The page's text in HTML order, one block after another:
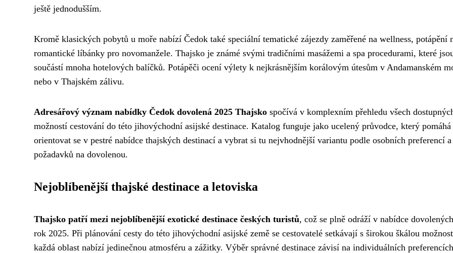
ještě jednodušším.
Kromě klasických pobytů u moře nabízí Čedok také speciální tematické zájezdy zaměřené na wellness, potápění
romantické líbánky pro novomanžele. Thajsko je známé svými tradičními masážemi a spa procedurami, které
součástí mnoha hotelových balíčků. Potápěči ocení výlety k nejkrásnějším korálovým útesům v Andamanském
nebo v Thajském zálivu.
Adresářový význam nabídky Čedok dovolená 2025 Thajsko spočívá v komplexním přehledu všech
možností cestování do této jihovýchodní asijské destinace. Katalog funguje jako ucelený průvodce, který pomáhá
orientovat se v pestré nabídce thajských destinací a vybrat si tu nejvhodnější variantu podle osobních preferencí a
požadavků na dovolenou.
Nejoblíbenější thajské destinace a letoviska
Thajsko patří mezi nejoblíbenější exotické destinace českých turistů, což se plně odráží v nabídce
rok 2025. Při plánování cesty do této jihovýchodní asijské země se cestovatelé setkávají s širokou škálou
každá oblast nabízí jedinečnou atmosféru a zážitky. Výběr správné destinace závisí na individuálních